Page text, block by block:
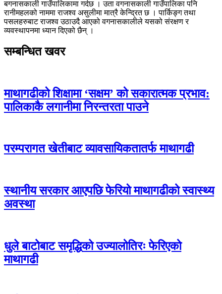
बगनासकाली गाउँपालिकामा गर्दछ । उता वगनासकाली गाउँपालिका पनि
रानीमहलको नाममा राजश्व असुलीमा मात्रै केन्द्रित छ । पार्किङ्ग तथा
पसलहरुबाट राजश्व उठाउदै आएको वगनासकालीले यसको संरक्षण र
व्यवस्थापनमा ध्यान दिएको छैन् ।
सम्बन्धित खवर
माथागढीको शिक्षामा ‘सक्षम’ को सकारात्मक प्रभाव:
पालिकाकै लगानीमा निरन्तरता पाउने
परम्परागत खेतीबाट व्यावसायिकतातर्फ माथागढी
स्थानीय सरकार आएपछि फेरियो माथागढीको स्वास्थ्य
अवस्था
धुले बाटोबाट समृद्धिको उज्यालोतिरः फेरिएको
माथागढी